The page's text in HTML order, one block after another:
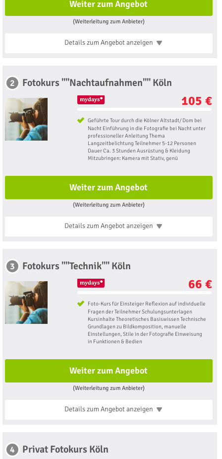
Weiter zum Angebot
(Weiterleitung zum Anbieter)
Details zum Angebotanzeigen
2 Fotokurs ""Nachtaufnahmen"" Köln
105 €
Geführte Tour durch die Kölner Altstadt/ Dom bei
Nacht Einführung in die Fotografie bei Nacht unter
professioneller Anleitung Thema
Langzeitbelichtung Teilnehmer 5-12 Personen
Dauer Ca. 3 Stunden Ausrüstung & Kleidung
Mitzubringen: Kamera mit Stativ, genü
Weiter zum Angebot
(Weiterleitung zum Anbieter)
Details zum Angebotanzeigen
3 Fotokurs ""Technik"" Köln
66 €
Foto-Kurs für Einsteiger Reflexion auf individuelle
Fragen der Teilnehmer Schulungsunterlagen
Kursinhalte Theoretisches Basiswissen Technische
Grundlagen zu Bildkomposition, manuelle
Einstellungen, Stile in der Fotografie Einweisung
in Funktionen & Bedien
Weiter zum Angebot
(Weiterleitung zum Anbieter)
Details zum Angebotanzeigen
4 Privat Fotokurs Köln